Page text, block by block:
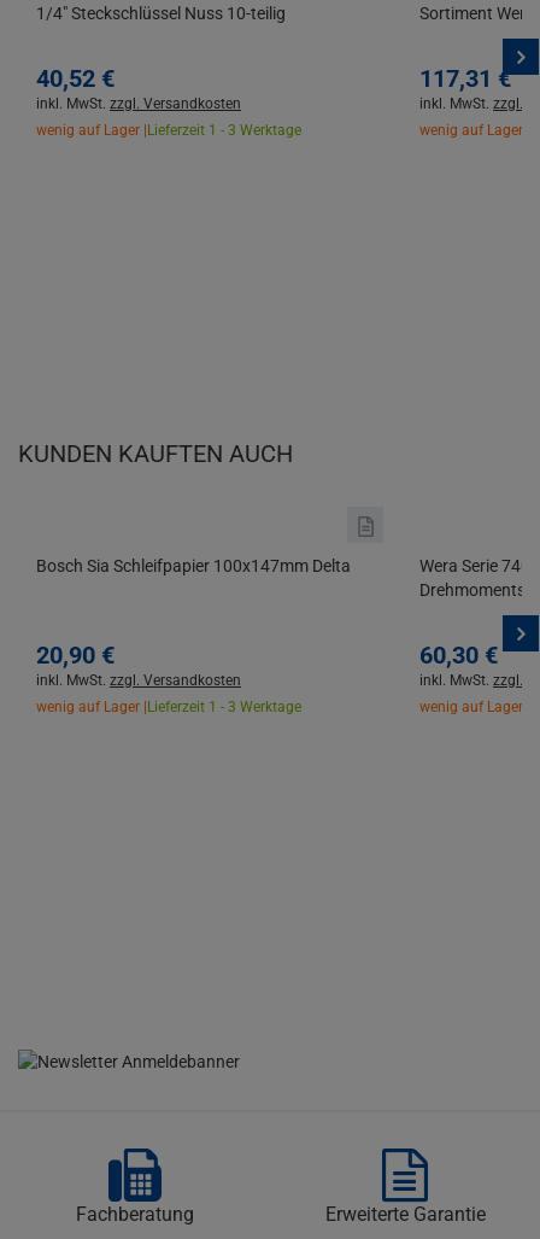
1/4" Steckschlüssel Nuss 10-teilig
40,52 €
inkl. MwSt. zzgl. Versandkosten
wenig auf Lager | Lieferzeit 1 - 3 Werktage
Sortiment
117,31 €
inkl. MwSt. zzgl.
wenig auf Lager |
KUNDEN KAUFTEN AUCH
Bosch Sia Schleifpapier 100x147mm Delta
20,90 €
inkl. MwSt. zzgl. Versandkosten
wenig auf Lager | Lieferzeit 1 - 3 Werktage
Wera Serie
60,30 €
inkl. MwSt. zzgl.
wenig auf Lager |
Fachberatung Erweiterte Garantie